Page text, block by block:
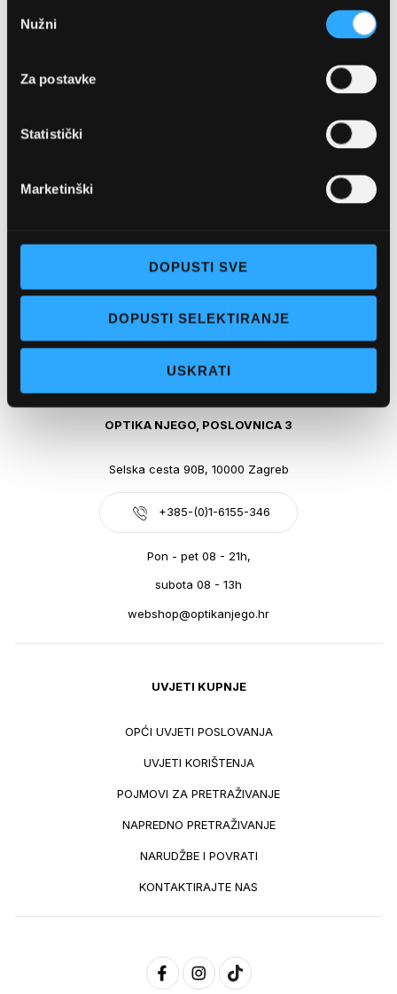
pristanka
Nužni
Za postavke
Statistički
Marketinški
DOPUSTI SVE
DOPUSTI SELEKTIRANJE
USKRATI
Pon - pet: 07 - 21h,
Sub: 07-21h
webshop@optikanjego.hr
OPTIKA NJEGO, POSLOVNICA 3
Selska cesta 90B, 10000 Zagreb
+385-(0)1-6155-346
Pon - pet 08 - 21h,
subota 08 - 13h
webshop@optikanjego.hr
UVJETI KUPNJE
OPĆI UVJETI POSLOVANJA
UVJETI KORIŠTENJA
POJMOVI ZA PRETRAŽIVANJE
NAPREDNO PRETRAŽIVANJE
NARUDŽBE I POVRATI
KONTAKTIRAJTE NAS